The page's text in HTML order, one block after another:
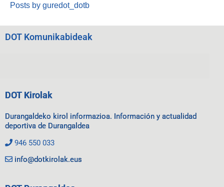
Posts by guredot_dotb
DOT Komunikabideak
DOT Kirolak
Durangaldeko kirol informazioa. Información y actualidad
deportiva de Durangaldea
946 550 033
info@dotkirolak.eus